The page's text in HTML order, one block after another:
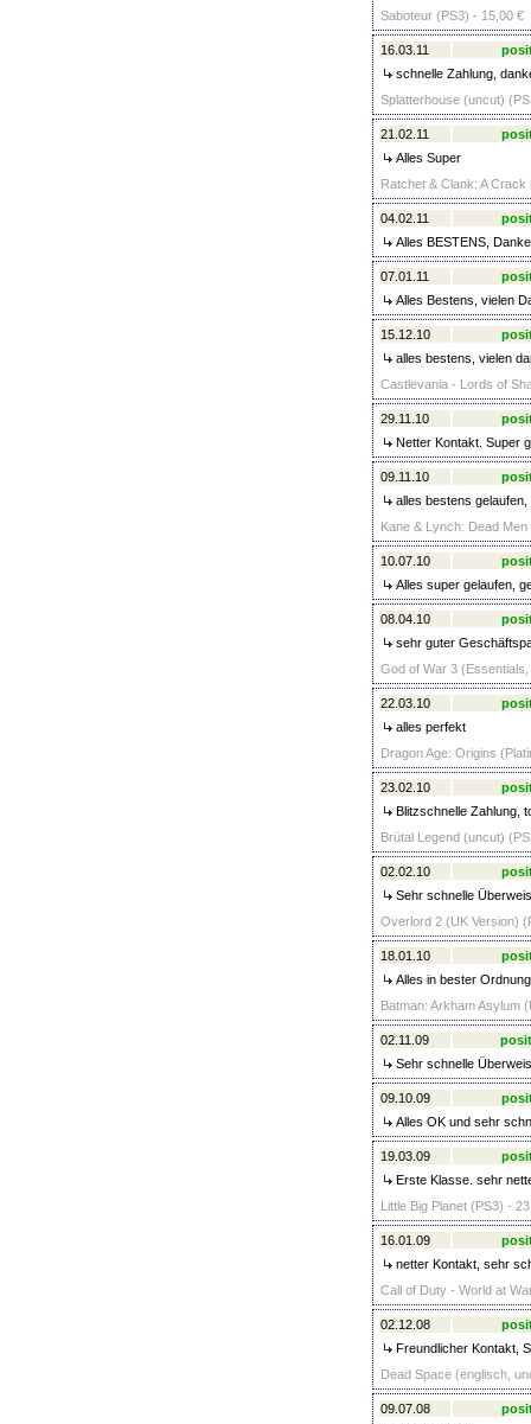
Saboteur (PS3) - 15,00 €
16.03.11
schnelle Zahlung,
Splatterhouse (uncut)
21.02.11
Alles Super
Ratchet & Clank: A
04.02.11
Alles BESTENS, Danke
07.01.11
Alles Bestens, vielen
15.12.10
alles bestens, vielen
Castlevania - Lords of
29.11.10
Netter Kontakt. Super
09.11.10
alles bestens gelaufen,
Kane & Lynch: Dead
10.07.10
Alles super gelaufen,
08.04.10
sehr guter
God of War 3
22.03.10
alles perfekt
Dragon Age: Origins
23.02.10
Blitzschnelle Zahlung,
Brütal Legend (uncut)
02.02.10
Sehr schnelle
Overlord 2 (UK Version)
18.01.10
Alles in bester
Batman: Arkham Asylum
02.11.09
Sehr schnelle
09.10.09
Alles OK und sehr
19.03.09
Erste Klasse. sehr
Little Big Planet (PS3) -
16.01.09
netter Kontakt, sehr
Call of Duty - World at
02.12.08
Freundlicher Kontakt,
Dead Space (englisch,
09.07.08